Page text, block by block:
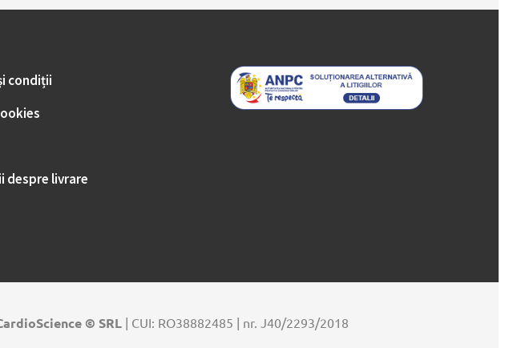
condiții
despre livrare
© SRL | CUI: RO38882485 | nr. J40/2293/2018